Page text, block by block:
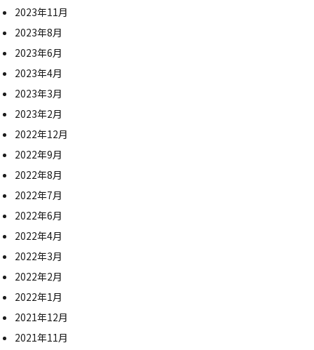
2023年11月
2023年8月
2023年6月
2023年4月
2023年3月
2023年2月
2022年12月
2022年9月
2022年8月
2022年7月
2022年6月
2022年4月
2022年3月
2022年2月
2022年1月
2021年12月
2021年11月